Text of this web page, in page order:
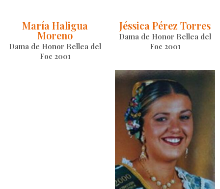
María Haligua
Moreno
Dama de Honor Bellea del
Foc 2001
Jéssica Pérez Torres
Dama de Honor Bellea del
Foc 2001